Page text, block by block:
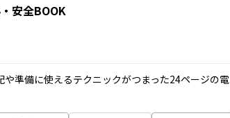
安全BOOK
準備に使えるテクニックがつまった24ページの電